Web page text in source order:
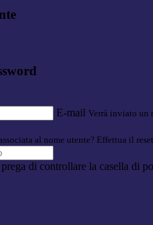
E-mail Verrà inviato un
al nome utente? Effettua il
di controllare la casella di